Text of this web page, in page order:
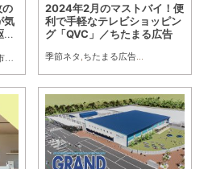
大府市
,阿久比町 常滑市,美浜町 ,南知多町
の
気
たまる広告,家族,おひとりさま
2024年2月のマストバイ！便
利で手軽なテレビショッピン
グ「QVC」／ちたまる広告
季節ネタ ,ちたまる広告,家族